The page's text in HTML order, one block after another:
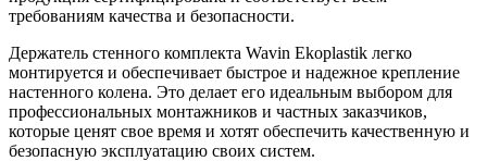
требованиям качества и безопасности.
Держатель стенного комплекта Wavin Ekoplastik легко
монтируется и обеспечивает быстрое и надежное крепление
настенного колена. Это делает его идеальным выбором для
профессиональных монтажников и частных заказчиков,
которые ценят свое время и хотят обеспечить качественную и
безопасную эксплуатацию своих систем.